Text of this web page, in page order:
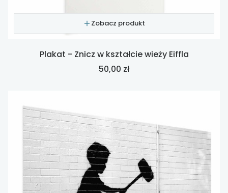
Zobacz produkt
Plakat - Znicz w kształcie wieży Eiffla
Cena
50,00 zł